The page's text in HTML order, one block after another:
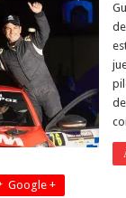
Google +